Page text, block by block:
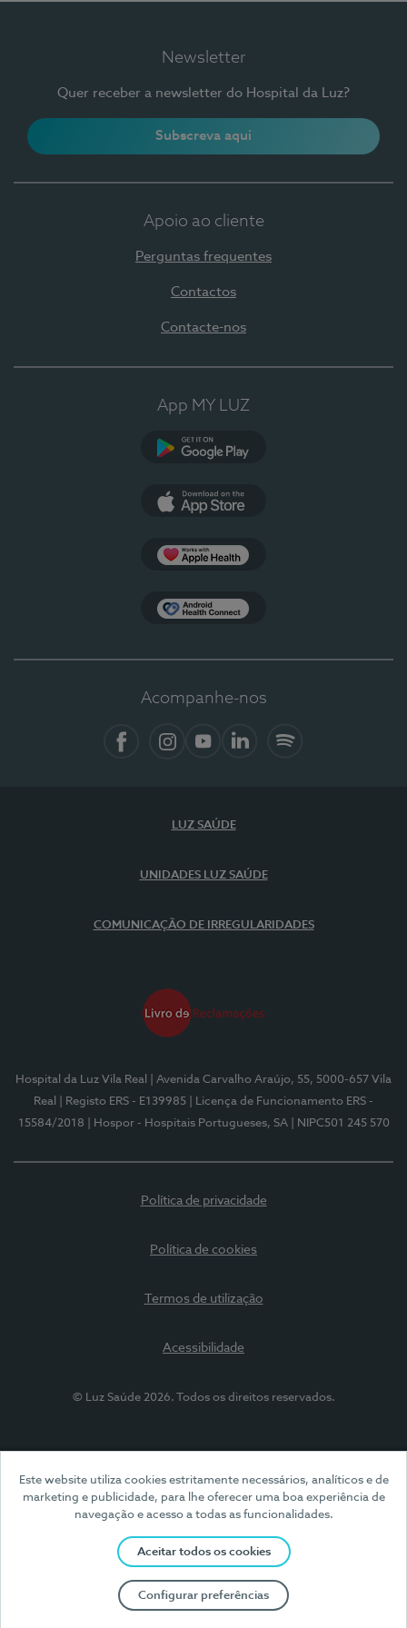
Este website utiliza cookies estritamente necessários, analíticos e de
marketing e publicidade, para lhe oferecer uma boa experiência de
navegação e acesso a todas as funcionalidades.
Aceitar todos os cookies
Configurar preferências
Newsletter
Quer receber a newsletter do Hospital da Luz?
Subscreva aqui
Apoio ao cliente
Perguntas frequentes
Contactos
Contacte-nos
App MY LUZ
Acompanhe-nos
LUZ SAÚDE
UNIDADES LUZ SAÚDE
COMUNICAÇÃO DE IRREGULARIDADES
Hospital da Luz Vila Real
| Avenida Carvalho Araújo, 55, 5000-657 Vila
Real
| Registo ERS - E139985
| Licença de Funcionamento ERS -
15584/2018
| Hospor - Hospitais Portugueses, SA | NIPC501 245 570
Política de privacidade
Política de cookies
Termos de utilização
Acessibilidade
© Luz Saúde 2026. Todos os direitos reservados.